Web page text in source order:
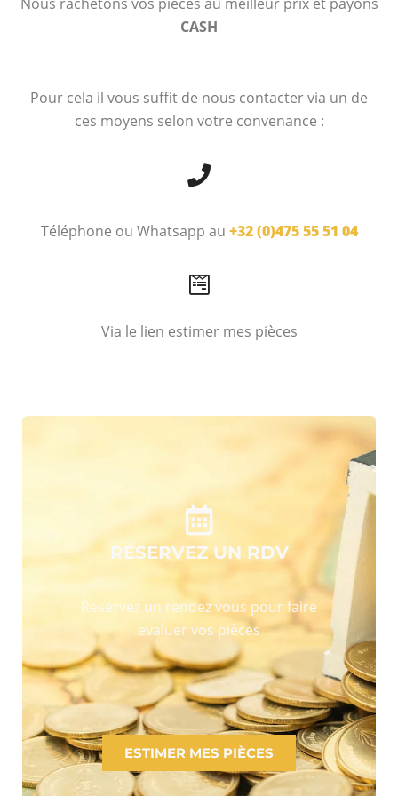
CASH
Pour cela il vous suffit de nous contacter via un de
ces moyens selon votre convenance :
Téléphone ou Whatsapp au +32 (0)475 55 51 04
Via le lien estimer mes pièces
RÉSERVEZ UN RDV
Reservez un rendez vous pour faire
evaluer vos pièces
ESTIMER MES PIÈCES